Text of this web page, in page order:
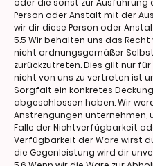
Person oder Anstalt mit der
wir dir diese Person oder
5.5 Wir behalten uns das
nicht ordnungsgemäßer
zurückzutreten. Dies gilt nur
nicht von uns zu vertreten ist
Sorgfalt ein konkretes
abgeschlossen haben. Wir
Anstrengungen unternehmen,
Falle der Nichtverfügbarkeit
Verfügbarkeit der Ware wirst
die Gegenleistung wird dir